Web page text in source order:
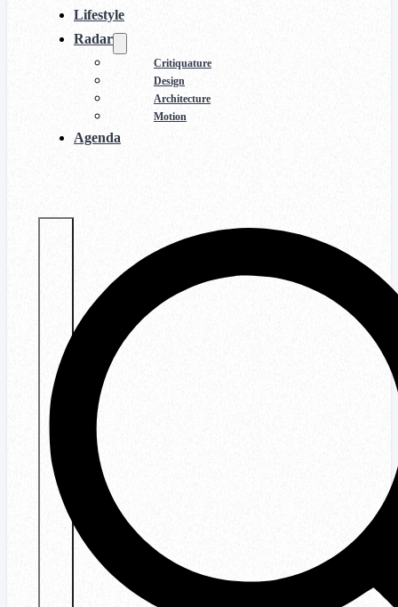
Lifestyle
Radar
Critiquature
Design
Architecture
Motion
Agenda